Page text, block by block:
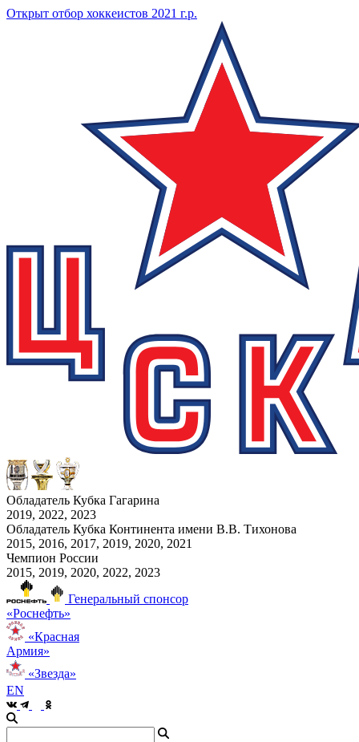
Открыт отбор хоккеистов 2021 г.р.
Обладатель Кубка Гагарина
2019, 2022, 2023
Обладатель Кубка Континента имени В.В. Тихонова
2015, 2016, 2017, 2019, 2020, 2021
Чемпион России
2015, 2019, 2020, 2022, 2023
Генеральный спонсор
«Роснефть»
«Красная
Армия»
«Звезда»
EN